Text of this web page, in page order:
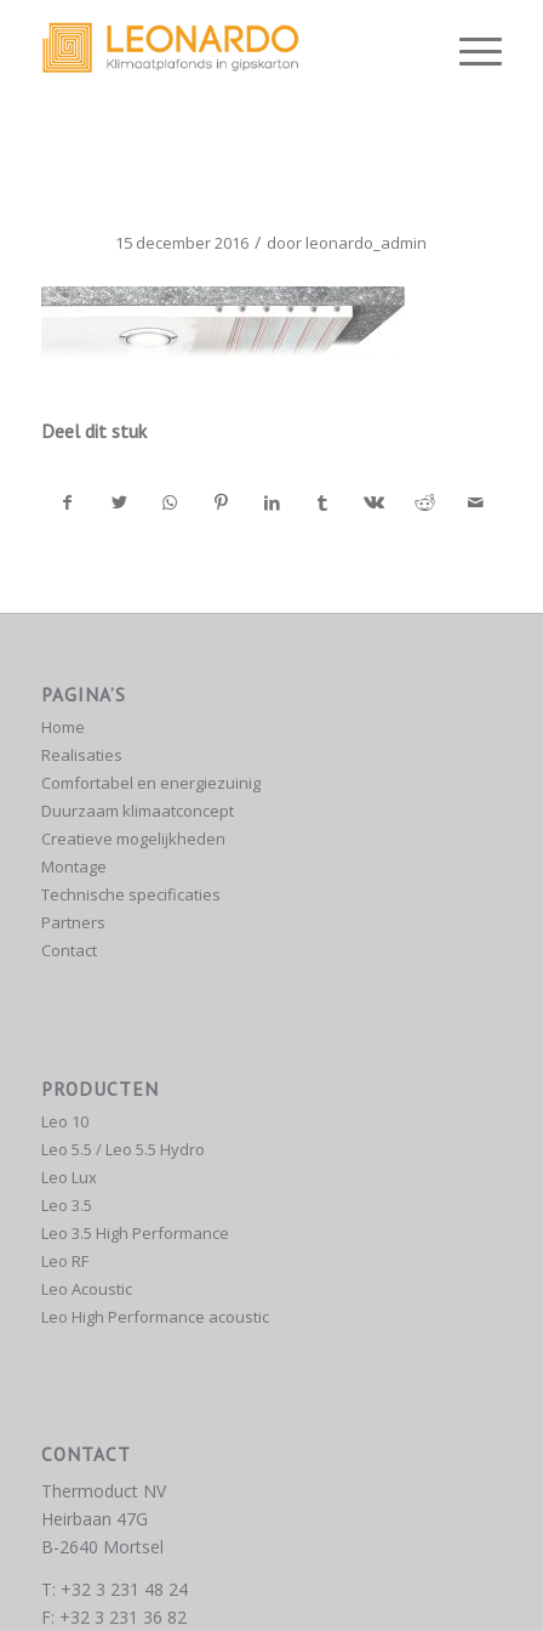
15 december 2016 / door leonardo_admin
Deel dit stuk
PAGINA’S
Home
Realisaties
Comfortabel en energiezuinig
Duurzaam klimaatconcept
Creatieve mogelijkheden
Montage
Technische specificaties
Partners
Contact
PRODUCTEN
Leo 10
Leo 5.5 / Leo 5.5 Hydro
Leo Lux
Leo 3.5
Leo 3.5 High Performance
Leo RF
Leo Acoustic
Leo High Performance acoustic
CONTACT
Thermoduct NV
Heirbaan 47G
B-2640 Mortsel
T: +32 3 231 48 24
F: +32 3 231 36 82